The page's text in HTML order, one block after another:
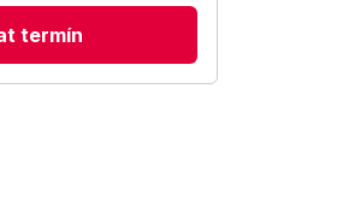
termín